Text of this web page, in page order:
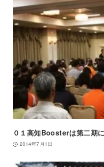
０１高知Boosterは第二期
2014年7月1日